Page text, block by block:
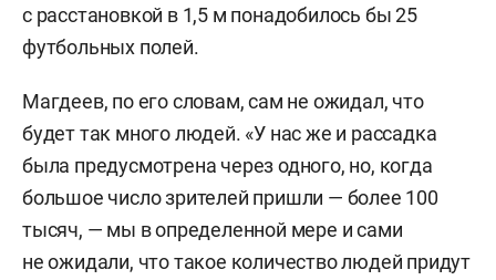
с расстановкой в 1,5 м понадобилось бы 25
футбольных полей.
Магдеев, по его словам, сам не ожидал, что
будет так много людей. «У нас же и рассадка
была предусмотрена через одного, но, когда
большое число зрителей пришли — более 100
тысяч, — мы в определенной мере и сами
не ожидали, что такое количество людей придут